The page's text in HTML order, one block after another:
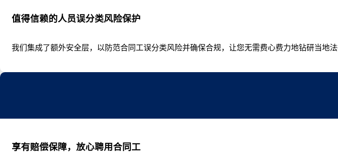
值得信赖的人员误分类风险保护
我们集成了额外安全层，以防范合同工误分类风险并确保合规，让您无需费心费力地钻研当地法
享有赔偿保障，放心聘用合同工